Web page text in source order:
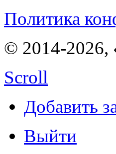
Политика
© 2014-2026,
Scroll
Добавить
Выйти